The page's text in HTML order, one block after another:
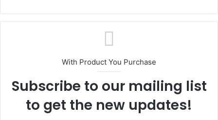
With Product You Purchase
Subscribe to our mailing list
to get the new updates!